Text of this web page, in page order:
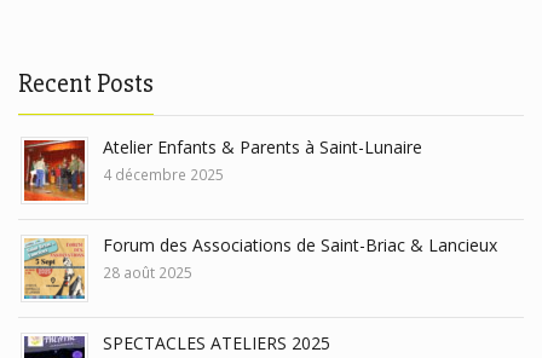
Recent Posts
Atelier Enfants & Parents à Saint-Lunaire
4 décembre 2025
Forum des Associations de Saint-Briac & Lancieux
28 août 2025
SPECTACLES ATELIERS 2025